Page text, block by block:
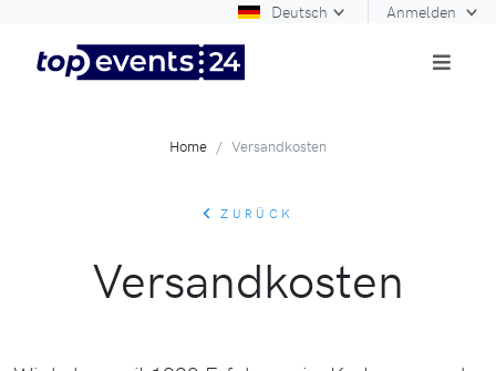
Deutsch Anmelden
Home Versandkosten
ZURÜCK
Versandkosten